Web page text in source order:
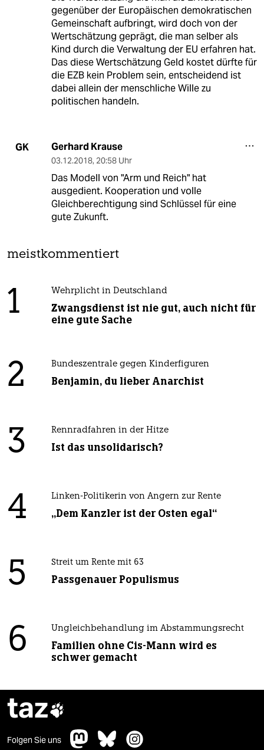
gegenüber der Europäischen demokratischen
Gemeinschaft aufbringt, wird doch von der
Wertschätzung geprägt, die man selber als
Kind durch die Verwaltung der EU erfahren hat.
Das diese Wertschätzung Geld kostet dürfte für
die EZB kein Problem sein, entscheidend ist
dabei allein der menschliche Wille zu
politischen handeln.
GK Gerhard Krause
03.12.2018, 20:58 Uhr
Das Modell von "Arm und Reich" hat
ausgedient. Kooperation und volle
Gleichberechtigung sind Schlüssel für eine
gute Zukunft.
meistkommentiert
1 Wehrplicht in Deutschland
Zwangsdienst ist nie gut, auch nicht für
eine gute Sache
2 Bundeszentrale gegen Kinderfiguren
Benjamin, du lieber Anarchist
3 Rennradfahren in der Hitze
Ist das unsolidarisch?
4 Linken-Politikerin von Angern zur Rente
„Dem Kanzler ist der Osten egal“
5 Streit um Rente mit 63
Passgenauer Populismus
6 Ungleichbehandlung im Abstammungsrecht
Familien ohne Cis-Mann wird es
schwer gemacht
taz
Folgen Sie uns